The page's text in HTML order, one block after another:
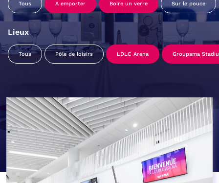
Tous A emporter Boire un verre Sur le pouce
Lieux
Tous Pôle de loisirs LDLC Arena Groupama